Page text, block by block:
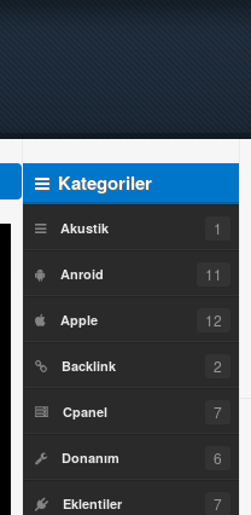
Kategoriler
Akustik 1
Anroid 11
Apple 12
Backlink 2
Cpanel 7
Donanım 6
Eklentiler 7